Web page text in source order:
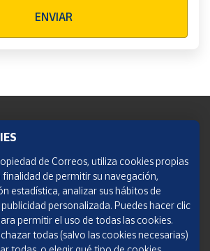
ENVIAR
Web
de Correos, utiliza cookies propias
de permitir su navegación,
estadística, analizar sus hábitos de
personalizada. Puedes hacer clic
permitir el uso de todas las cookies.
todas (salvo las cookies necesarias)